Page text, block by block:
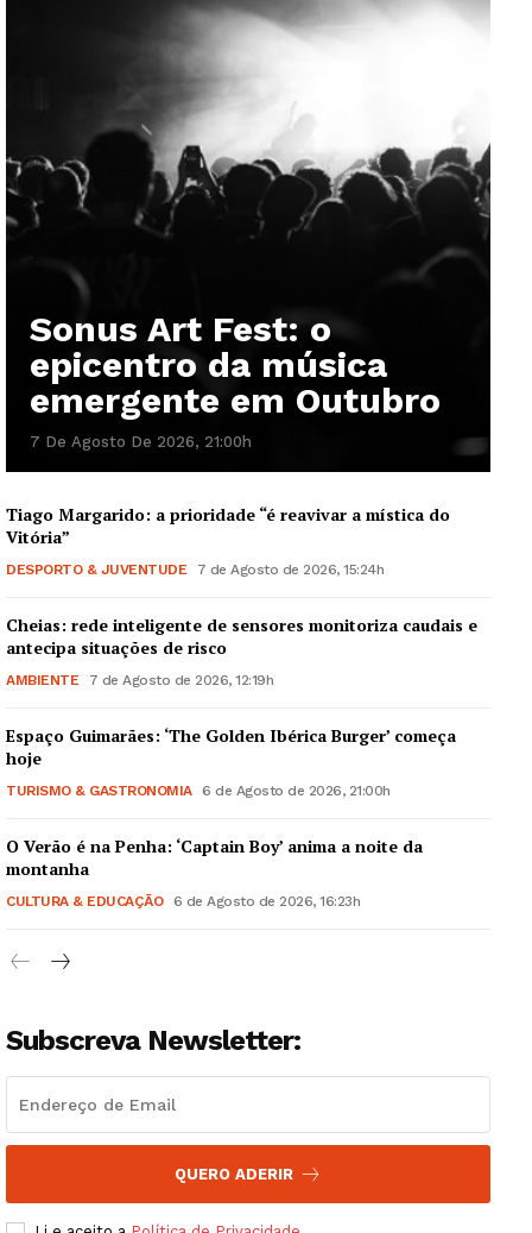
Guimarães, agora!
Institucional
Artigos
Edição Digital
Grande Entrevista
Sonus Art Fest: o
epicentro da música
emergente em Outubro
7 De Agosto De 2026, 21:00h
Tiago Margarido: a prioridade “é reavivar a mística do
Vitória”
DESPORTO & JUVENTUDE 7 de Agosto de 2026, 15:24h
Cheias: rede inteligente de sensores monitoriza caudais e
antecipa situações de risco
AMBIENTE 7 de Agosto de 2026, 12:19h
Espaço Guimarães: ‘The Golden Ibérica Burger’ começa
hoje
TURISMO & GASTRONOMIA 6 de Agosto de 2026, 21:00h
O Verão é na Penha: ‘Captain Boy’ anima a noite da
montanha
CULTURA & EDUCAÇÃO 6 de Agosto de 2026, 16:23h
Subscreva Newsletter:
QUERO ADERIR